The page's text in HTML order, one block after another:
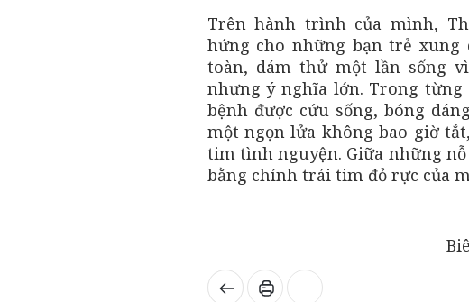
Trên hành trình của mình,
hứng cho những bạn trẻ
toàn, dám thử một lần sống
nhưng ý nghĩa lớn. Trong
bệnh được cứu sống, bóng
một ngọn lửa không bao giờ
tim tình nguyện. Giữa những
bằng chính trái tim đỏ rực của